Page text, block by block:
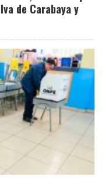
de Carabaya y